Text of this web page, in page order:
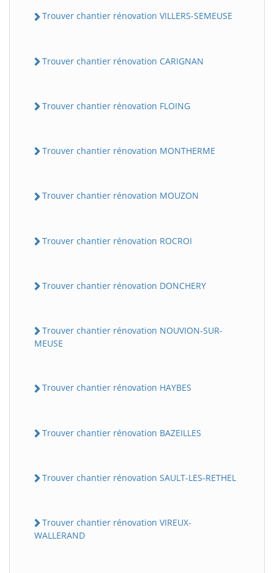
Trouver chantier rénovation VILLERS-SEMEUSE
Trouver chantier rénovation CARIGNAN
Trouver chantier rénovation FLOING
Trouver chantier rénovation MONTHERME
Trouver chantier rénovation MOUZON
Trouver chantier rénovation ROCROI
Trouver chantier rénovation DONCHERY
Trouver chantier rénovation NOUVION-SUR-
MEUSE
Trouver chantier rénovation HAYBES
Trouver chantier rénovation BAZEILLES
Trouver chantier rénovation SAULT-LES-RETHEL
Trouver chantier rénovation VIREUX-
WALLERAND